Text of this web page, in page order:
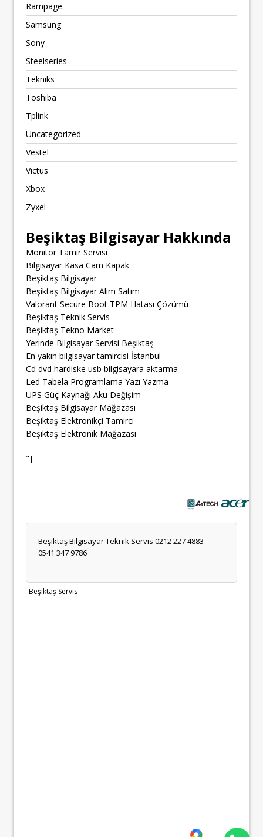
Rampage
Samsung
Sony
Steelseries
Tekniks
Toshiba
Tplink
Uncategorized
Vestel
Victus
Xbox
Zyxel
Beşiktaş Bilgisayar Hakkında
Monitör Tamir Servisi
Bilgisayar Kasa Cam Kapak
Beşiktaş Bilgisayar
Beşiktaş Bilgisayar Alım Satım
Valorant Secure Boot TPM Hatası Çözümü
Beşiktaş Teknik Servis
Beşiktaş Tekno Market
Yerinde Bilgisayar Servisi Beşiktaş
En yakın bilgisayar tamircisi İstanbul
Cd dvd hardiske usb bilgisayara aktarma
Led Tabela Programlama Yazı Yazma
UPS Güç Kaynağı Akü Değişim
Beşiktaş Bilgisayar Mağazası
Beşiktaş Elektronikçi Tamirci
Beşiktaş Elektronik Mağazası
"]
Beşiktaş Bilgisayar Teknik Servis 0212 227 4883 -
0541 347 9786
Beşiktaş Servis